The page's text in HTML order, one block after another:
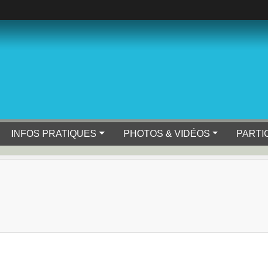
INFOS PRATIQUES PHOTOS & VIDÉOS